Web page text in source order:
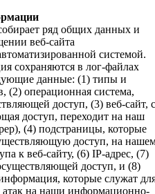
ряд общих данных и
веб-сайта
системой.
сохраняются в лог-файлах
данные: (1) типы и
(2) операционная система,
доступ, (3) веб-сайт, с
доступ, переходит на наш
(4) подстраницы, которые
доступ, на
к веб-сайту, (6) IP-адрес, (7)
доступ, и (8)
которые служат
атак на наши информационно-